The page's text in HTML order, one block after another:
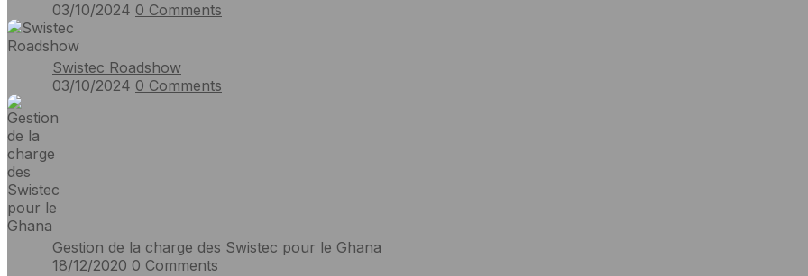
03/10/2024 0 Comments
Swistec Roadshow
03/10/2024 0 Comments
Gestion de la charge des Swistec pour le Ghana
18/12/2020 0 Comments